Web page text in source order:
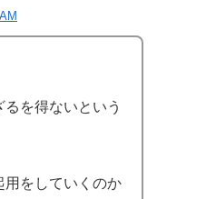
を得ないという
用をしていくのか